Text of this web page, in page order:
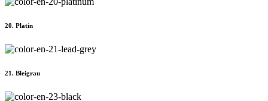
20. Platin
21. Bleigrau